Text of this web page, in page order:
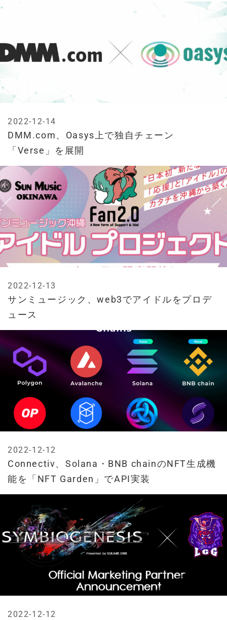
DMM.com、Oasys上で独自チェーン
「Verse」を展開
2022-12-14
サンミュージック、web3でアイドルをプロデ
ュース
2022-12-13
Connectiv、Solana・BNB chainのNFT生成機
能を「NFT Garden」でAPI実装
2022-12-12
2022-12-12